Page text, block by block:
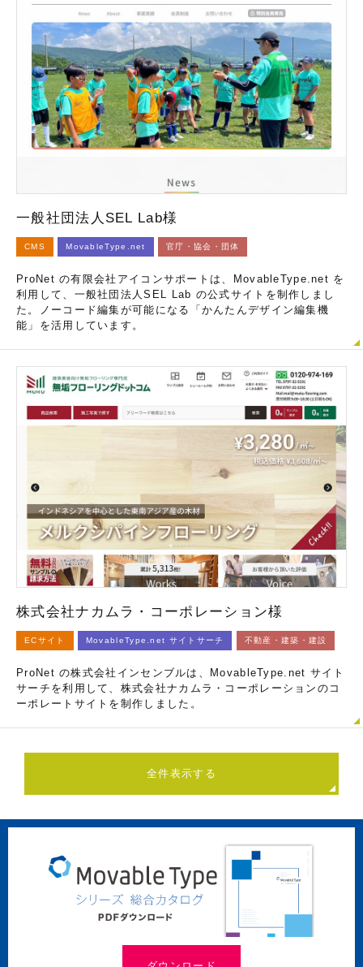
一般社団法人SEL Lab様
CMS MovableType.net 官庁・協会・団体
ProNet の有限会社アイコンサポートは、MovableType.net を
利用して、一般社団法人SEL Lab の公式サイトを制作しまし
た。ノーコード編集が可能になる「かんたんデザイン編集機
能」を活用しています。
株式会社ナカムラ・コーポレーション様
ECサイト MovableType.net サイトサーチ 不動産・建築・建設
ProNet の株式会社インセンブルは、MovableType.net サイト
サーチを利用して、株式会社ナカムラ・コーポレーションのコ
ーポレートサイトを制作しました。
全件表示する